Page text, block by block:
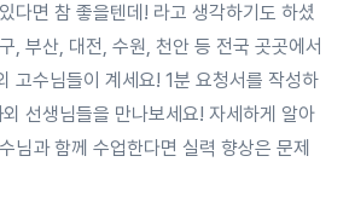
다면 참 좋을텐데! 라고 생각하기도 하셨
, 부산, 대전, 수원, 천안 등 전국 곳곳에서
고수님들이 계세요! 1분 요청서를 작성하
선생님들을 만나보세요! 자세하게 알아
님과 함께 수업한다면 실력 향상은 문제